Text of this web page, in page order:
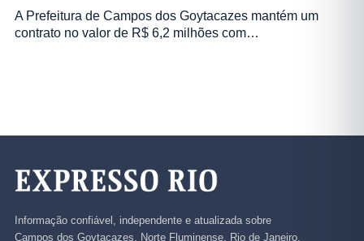
A Prefeitura de Campos dos Goytacazes mantém um
contrato no valor de R$ 6,2 milhões com…
Informação confiável, independente e atualizada sobre
Campos dos Goytacazes, Norte Fluminense, Rio de Janeiro,